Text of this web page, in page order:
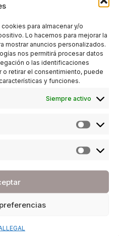
para almacenar y/o
Lo hacemos para mejorar la
mostrar anuncios personalizados.
nos permitirá procesar datos
o las identificaciones
retirar el consentimiento, puede
y funciones.
Siempre activo
LEGAL
fiesta en toda España